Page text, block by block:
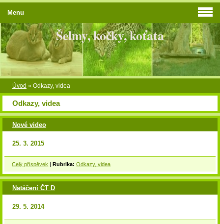
Šelmy, kočky, koťata
Úvod » Odkazy, videa
Odkazy, videa
Nové video
25. 3. 2015
Celý příspěvek |Rubrika: Odkazy, videa
Natáčení ČT D
29. 5. 2014
Menu